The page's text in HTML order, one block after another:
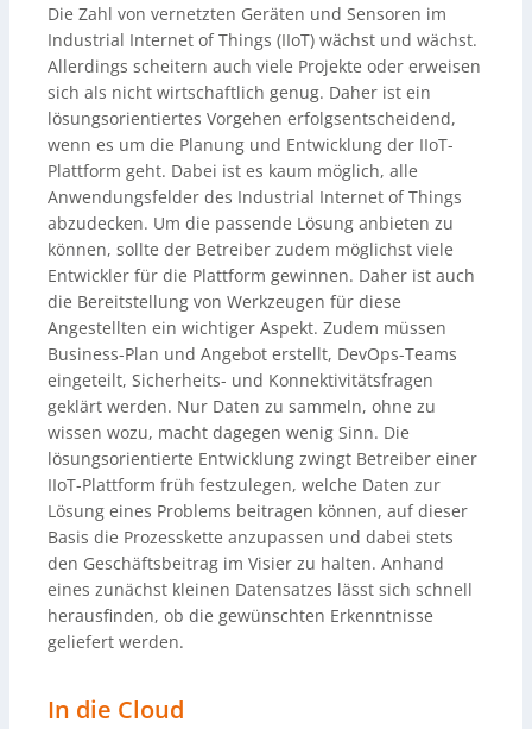
Die Zahl von vernetzten Geräten und Sensoren im
Industrial Internet of Things (IIoT) wächst und wächst.
Allerdings scheitern auch viele Projekte oder erweisen
sich als nicht wirtschaftlich genug. Daher ist ein
lösungsorientiertes Vorgehen erfolgsentscheidend,
wenn es um die Planung und Entwicklung der IIoT-
Plattform geht. Dabei ist es kaum möglich, alle
Anwendungsfelder des Industrial Internet of Things
abzudecken. Um die passende Lösung anbieten zu
können, sollte der Betreiber zudem möglichst viele
Entwickler für die Plattform gewinnen. Daher ist auch
die Bereitstellung von Werkzeugen für diese
Angestellten ein wichtiger Aspekt. Zudem müssen
Business-Plan und Angebot erstellt, DevOps-Teams
eingeteilt, Sicherheits- und Konnektivitätsfragen
geklärt werden. Nur Daten zu sammeln, ohne zu
wissen wozu, macht dagegen wenig Sinn. Die
lösungsorientierte Entwicklung zwingt Betreiber einer
IIoT-Plattform früh festzulegen, welche Daten zur
Lösung eines Problems beitragen können, auf dieser
Basis die Prozesskette anzupassen und dabei stets
den Geschäftsbeitrag im Visier zu halten. Anhand
eines zunächst kleinen Datensatzes lässt sich schnell
herausfinden, ob die gewünschten Erkenntnisse
geliefert werden.
In die Cloud